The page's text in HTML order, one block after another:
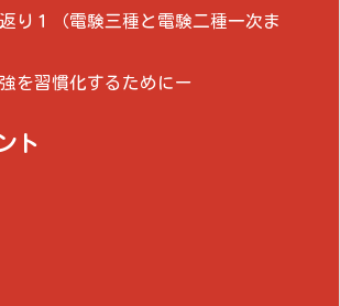
り１（電験三種と電験二種一次ま
を習慣化するためにー
ト